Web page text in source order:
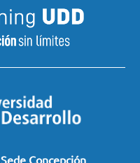
Sede Concepción